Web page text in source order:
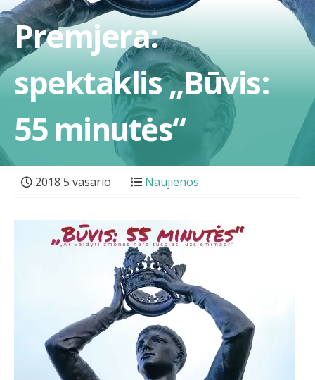
Premjera:
spektaklis „Būvis:
55 minutės“
2018 5 vasario Naujienos